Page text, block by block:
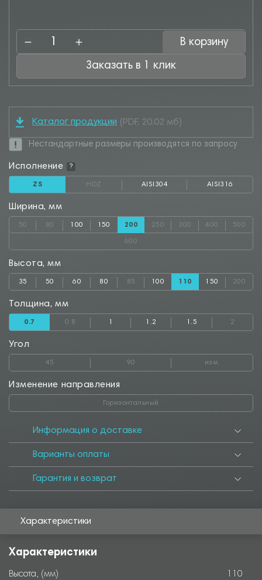
В корзину
Заказать в 1 клик
Каталог продукции (PDF, 20.02 мб)
Нестандартные размеры производятся по запросу
Исполнение ?
ZS HDZ AISI304 AISI316
Ширина, мм
50 80 100 150 200 250 300 400 500
600
Высота, мм
35 50 60 80 85 100 110 150 200
Толщина, мм
0.7 0.8 1.2 1.5 2
Угол
45 90 изм.
Изменение направления
Горизонтальный
Информация о доставке
Варианты оплаты
Гарантия и возврат
Характеристики
Характеристики
Высота, (мм) 110